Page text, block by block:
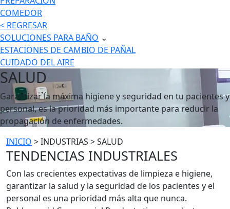
COMEDOR
< REGRESAR
SOLUCIONES PARA BAÑO ⌄
ESTACIONES DE CAMBIO DE PAÑAL
CUIDADO DEL AIRE
SALUD
Garantizar la máxima higiene y seguridad en tu pacientes y
personal, es la prioridad más importante para reducir la
propagación de enfermedades.
INICIO > INDUSTRIAS > SALUD
TENDENCIAS INDUSTRIALES
Con las crecientes expectativas de limpieza e higiene,
garantizar la salud y la seguridad de los pacientes y el
personal es una prioridad más alta que nunca.